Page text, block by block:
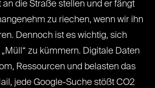
an die Straße stellen und er fängt
zu riechen, wenn wir ihn
Dennoch ist es wichtig, sich
zu kümmern. Digitale Daten
Ressourcen und belasten das
jede Google-Suche stößt CO2